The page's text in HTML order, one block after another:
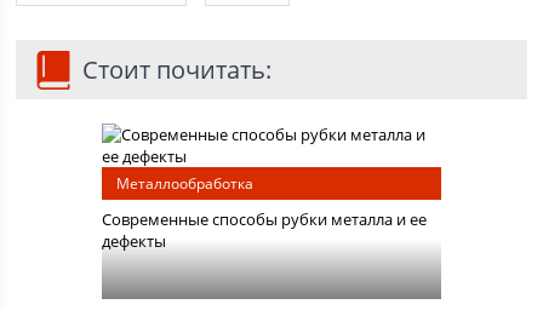
Стоит почитать:
Металлообработка
Современные способы рубки металла и ее
дефекты